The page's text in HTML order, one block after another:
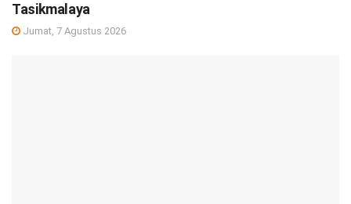
Tasikmalaya
Jumat, 7 Agustus 2026